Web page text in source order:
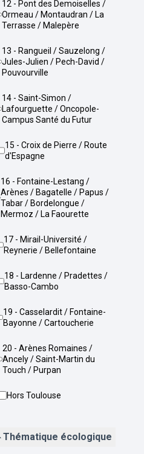
12 - Pont des Demoiselles /
Ormeau / Montaudran / La
Terrasse / Malepère
13 - Rangueil / Sauzelong /
Jules-Julien / Pech-David /
Pouvourville
14 - Saint-Simon /
Lafourguette / Oncopole-
Campus Santé du Futur
15 - Croix de Pierre / Route
d'Espagne
16 - Fontaine-Lestang /
Arènes / Bagatelle / Papus /
Tabar / Bordelongue /
Mermoz / La Faourette
17 - Mirail-Université /
Reynerie / Bellefontaine
18 - Lardenne / Pradettes /
Basso-Cambo
19 - Casselardit / Fontaine-
Bayonne / Cartoucherie
20 - Arènes Romaines /
Ancely / Saint-Martin du
Touch / Purpan
Hors Toulouse
Thématique écologique